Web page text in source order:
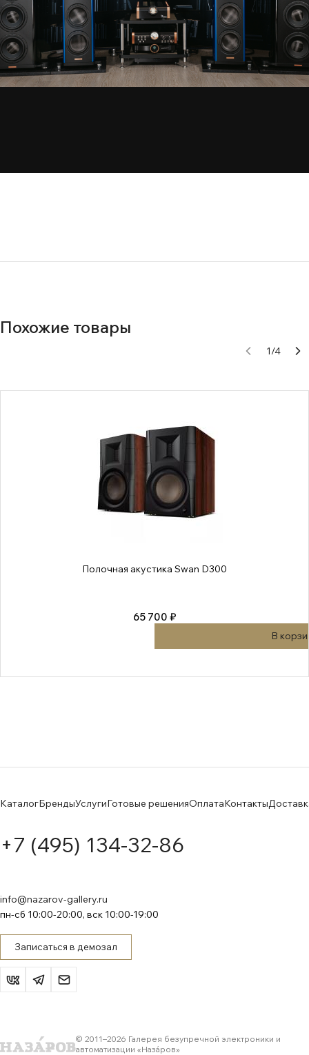
Похожие товары
1/4
Полочная акустика Swan D300
65 700 ₽
В
КаталогБрендыУслугиГотовые решенияОплатаКонтакты
+7 (495) 134-32-86
info@nazarov-gallery.ru
пн-сб 10:00-20:00, вск 10:00-19:00
Записаться в демозал
© 2011–2026 Галерея безупречной электроники и
автоматизации «Назáров»